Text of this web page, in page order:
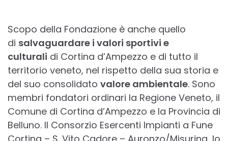
Scopo della Fondazione è anche quello
di salvaguardare i valori sportivi e
culturali di Cortina d’Ampezzo e di tutto il
territorio veneto, nel rispetto della sua storia e
del suo consolidato valore ambientale. Sono
membri fondatori ordinari la Regione Veneto, il
Comune di Cortina d’Ampezzo e la Provincia di
Belluno. Il Consorzio Esercenti Impianti a Fune